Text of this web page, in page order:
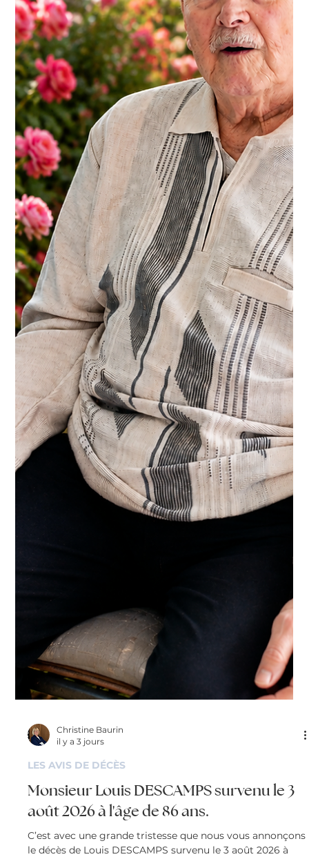
Christine Baurin
il y a 3 jours
LES AVIS DE DÉCÈS
Monsieur Louis DESCAMPS survenu le 3
août 2026 à l'âge de 86 ans.